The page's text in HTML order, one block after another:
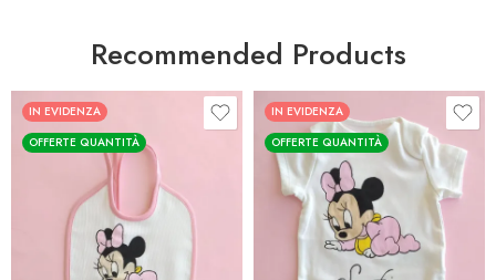
Recommended Products
IN EVIDENZA
OFFERTE QUANTITÀ
IN EVIDENZA
OFFERTE QUANTITÀ